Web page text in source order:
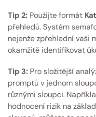
Tip 2: Použijte formát
přehledů. Systém
nejenže zpřehlední vaši
okamžitě identifikovat
Tip 3: Pro složitější
promptů v jednom
různými sloupci.
hodnocení rizik na